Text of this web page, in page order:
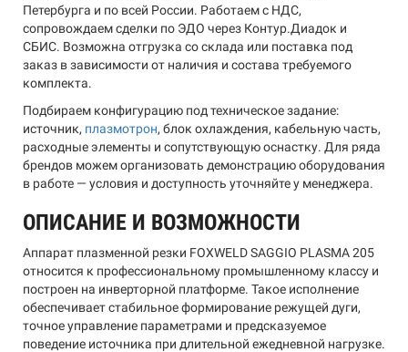
Петербурга и по всей России. Работаем с НДС,
сопровождаем сделки по ЭДО через Контур.Диадок и
СБИС. Возможна отгрузка со склада или поставка под
заказ в зависимости от наличия и состава требуемого
комплекта.
Подбираем конфигурацию под техническое задание:
источник, плазмотрон, блок охлаждения, кабельную часть,
расходные элементы и сопутствующую оснастку. Для ряда
брендов можем организовать демонстрацию оборудования
в работе — условия и доступность уточняйте у менеджера.
ОПИСАНИЕ И ВОЗМОЖНОСТИ
Аппарат плазменной резки FOXWELD SAGGIO PLASMA 205
относится к профессиональному промышленному классу и
построен на инверторной платформе. Такое исполнение
обеспечивает стабильное формирование режущей дуги,
точное управление параметрами и предсказуемое
поведение источника при длительной ежедневной нагрузке.